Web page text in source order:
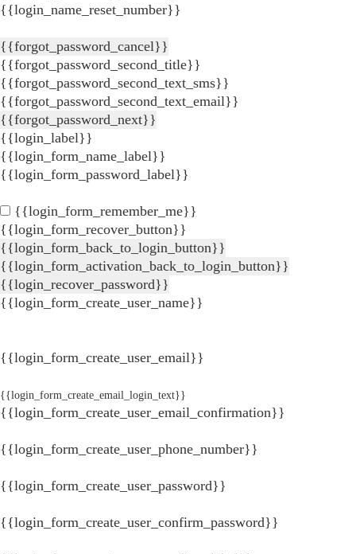
{{login_name_reset_number}}
{{forgot_password_cancel}}
{{forgot_password_second_title}}
{{forgot_password_second_text_sms}}
{{forgot_password_second_text_email}}
{{forgot_password_next}}
{{login_label}}
{{login_form_name_label}}
{{login_form_password_label}}
{{login_form_remember_me}}
{{login_form_recover_button}}
{{login_form_back_to_login_button}}
{{login_form_activation_back_to_login_button}}
{{login_recover_password}}
{{login_form_create_user_name}}
{{login_form_create_user_email}}
{{login_form_create_email_login_text}}
{{login_form_create_user_email_confirmation}}
{{login_form_create_user_phone_number}}
{{login_form_create_user_password}}
{{login_form_create_user_confirm_password}}